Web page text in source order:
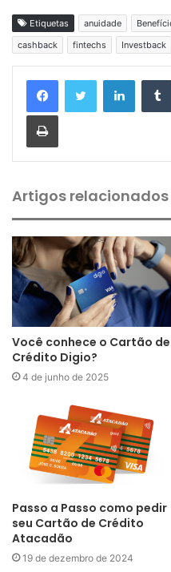
Etiquetas anuidade
cashback
fintechs Investback
Artigos relacionados
Você conhece o Cartão de
Crédito Digio?
4 de junho de 2025
Passo a Passo como pedir
seu Cartão de Crédito
Atacadão
19 de dezembro de 2024